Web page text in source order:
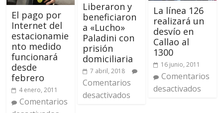
El pago por
Internet del
estacionamie
nto medido
funcionará
desde
febrero
4 enero, 2011
Comentarios
Liberaron y
beneficiaron
a «Lucho»
Paladini con
prisión
domiciliaria
7 abril, 2018
Comentarios
desactivados
La línea 126
realizará un
desvío en
Callao al
1300
16 junio, 2011
Comentarios
desactivados